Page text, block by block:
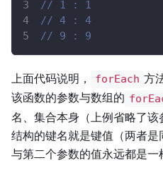
// 1 : 1
// 4 : 4
// 9 : 9
上面代码说明， forEach 方
该函数的参数与数组的
名、集合本身（上例省略了
结构的键名就是键值（两者
与第二个参数的值永远都是一